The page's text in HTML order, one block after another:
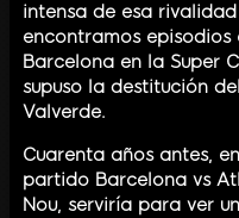
intensa de esa
encontramos
Barcelona en la Super
supuso la destitución
Valverde.
Cuarenta años antes,
partido Barcelona vs
Nou, serviría para ver